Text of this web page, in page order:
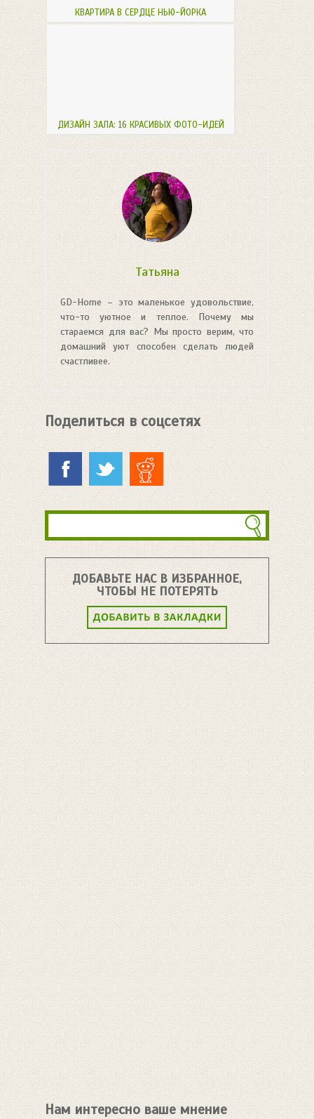
КВАРТИРА В СЕРДЦЕ НЬЮ-ЙОРКА
ДИЗАЙН ЗАЛА: 16 КРАСИВЫХ ФОТО-ИДЕЙ
Татьяна
GD-Home – это маленькое удовольствие,
что-то уютное и теплое. Почему мы
стараемся для вас? Мы просто верим, что
домашний уют способен сделать людей
счастливее.
Поделиться в соцсетях
ДОБАВЬТЕ НАС В ИЗБРАННОЕ,
ЧТОБЫ НЕ ПОТЕРЯТЬ
Нам интересно ваше мнение